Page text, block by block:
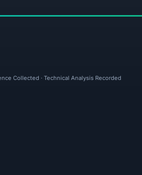
Collected · Technical Analysis Recorded